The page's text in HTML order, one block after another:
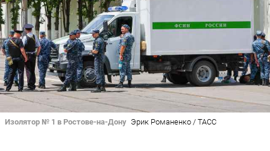
Изолятор № 1 в Ростове-на-Дону Эрик Романенко / ТАСС